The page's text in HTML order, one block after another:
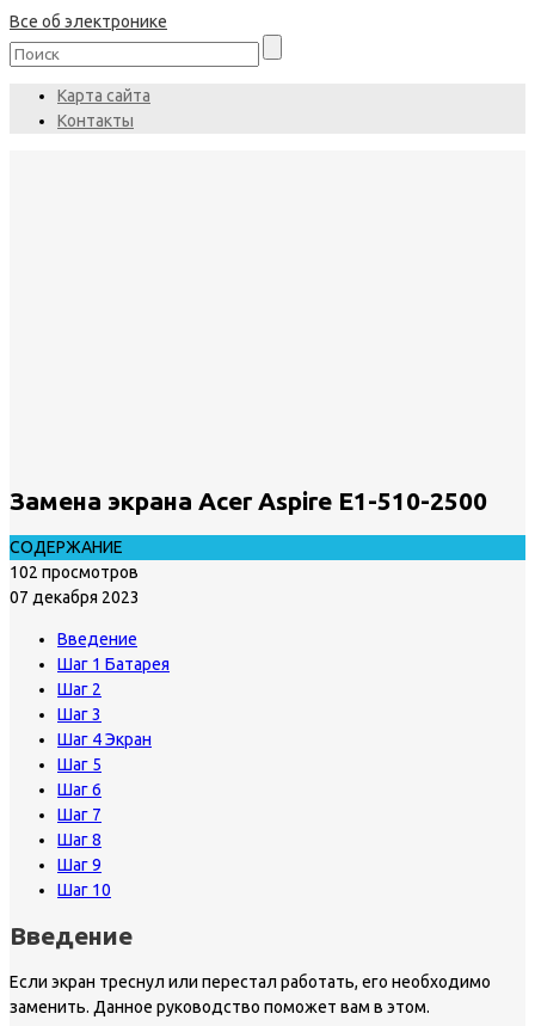
Все об электронике
Карта сайта
Контакты
Замена экрана Acer Aspire E1-510-2500
СОДЕРЖАНИЕ
102 просмотров
07 декабря 2023
Введение
Шаг 1 Батарея
Шаг 2
Шаг 3
Шаг 4 Экран
Шаг 5
Шаг 6
Шаг 7
Шаг 8
Шаг 9
Шаг 10
Введение
Если экран треснул или перестал работать, его необходимо
заменить. Данное руководство поможет вам в этом.